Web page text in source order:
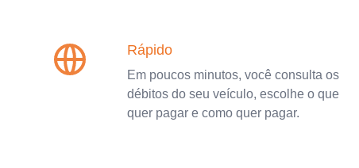
Rápido
Em poucos minutos, você consulta os
débitos do seu veículo, escolhe o que
quer pagar e como quer pagar.